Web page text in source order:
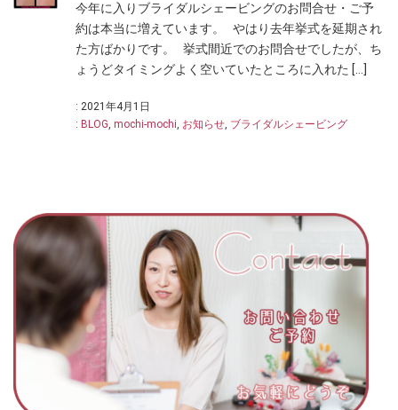
今年に入りブライダルシェービングのお問合せ・ご予
約は本当に増えています。 やはり去年挙式を延期され
た方ばかりです。 挙式間近でのお問合せでしたが、ち
ょうどタイミングよく空いていたところに入れた […]
: 2021年4月1日
: BLOG, mochi-mochi, お知らせ, ブライダルシェービング